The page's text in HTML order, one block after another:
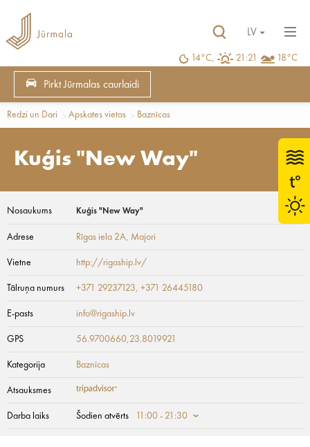
14°C, 21:21 18°C
LV
Pirkt Jūrmalas caurlaidi
Redzi un Dari Apskates vietas Baznīcas
Kuģis "New Way"
Nosaukums Kuģis "New Way"
Adrese Rīgas iela 2A, Majori
Vietne http://rigaship.lv/
Tālruņa numurs +371 29237123, +371 26445180
E-pasts info@rigaship.lv
GPS 56.9700660,23.8019921
Kategorija Baznīcas
Atsauksmes
Darba laiks Šodien atvērts 11:00 - 21:30